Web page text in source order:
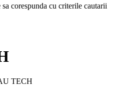
corespunda cu criterile cautarii
TECH